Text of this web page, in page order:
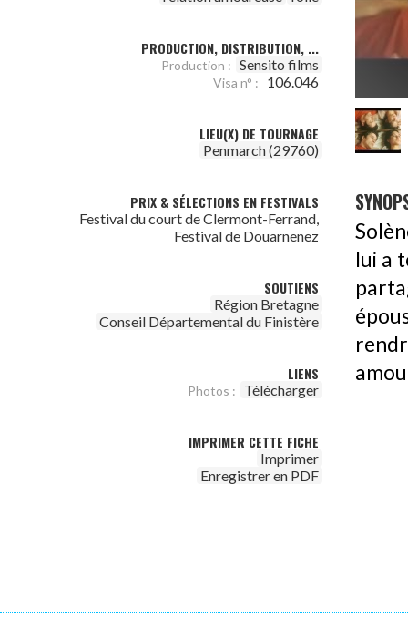
PRODUCTION, DISTRIBUTION, ...
Production : Sensito films
Visa n° : 106.046
LIEU(X) DE TOURNAGE
Penmarch (29760)
PRIX & SÉLECTIONS EN FESTIVALS
Festival du court de Clermont-Ferrand,
Festival de Douarnenez
SOUTIENS
Région Bretagne
Conseil Départemental du Finistère
LIENS
Photos : Télécharger
IMPRIMER CETTE FICHE
Imprimer
Enregistrer en PDF
lui a